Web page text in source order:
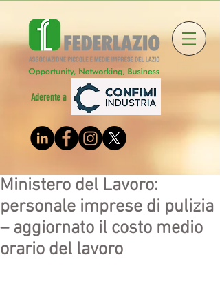
Aderente a
Ministero del Lavoro:
personale imprese di pulizia
– aggiornato il costo medio
orario del lavoro